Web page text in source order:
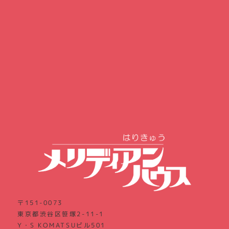
〒151-0073
東京都渋谷区笹塚2-11-1
Y・S KOMATSUビル501